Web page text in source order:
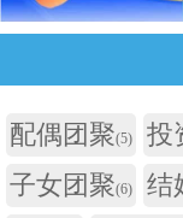
配偶团聚(5) 投
子女团聚(6) 结